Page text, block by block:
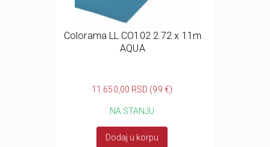
Colorama LL CO102 2.72 x 11m
AQUA
11.650,00 RSD (99 €)
NA STANJU
Dodaj u korpu